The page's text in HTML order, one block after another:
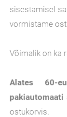
sisestamisel
vormistame
Võimalik on ka
Alates 60-
pakiautomaati
ostukorvis.